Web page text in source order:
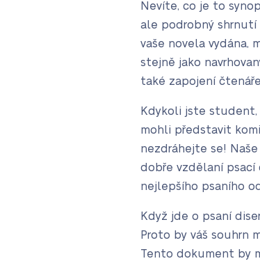
Nevíte, co je to
ale podrobný shrnutí
vaše novela vydána,
stejně jako
také zapojení
Kdykoli jste student,
mohli představit
nezdráhejte se!
dobře vzdělaní psací
nejlepšího psaního
Když jde o psaní
Proto by váš souhrn
Tento dokument by